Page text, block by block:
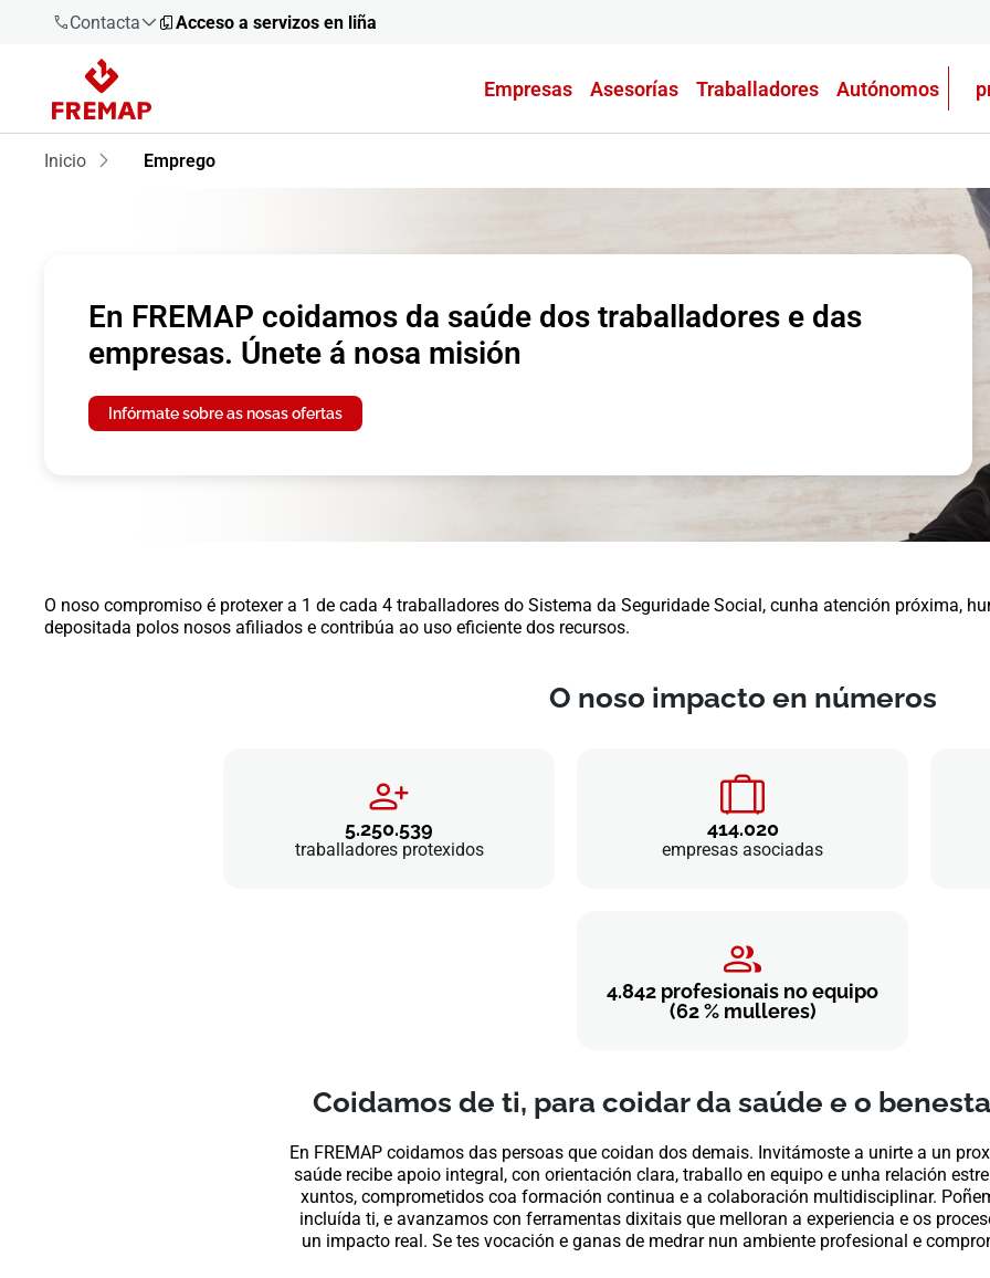
Contacta
900 61 00
61
900 61 00
Acceso a servizos en liña
Empresas Asesorías Traballadores Autónomos
Inicio Emprego
En FREMAP coidamos da saúde dos traballadores e das
empresas. Únete á nosa misión
Infórmate sobre as nosas ofertas
O noso compromiso é protexer a 1 de cada 4 traballadores do Sistema da Seguridade Social, cunha atención próxima,
depositada polos nosos afiliados e contribúa ao uso eficiente dos recursos.
O noso impacto en números
5.250.539
traballadores protexidos
414.020
empresas asociadas
4.842 profesionais no equipo
(62 % mulleres)
Coidamos de ti, para coidar da saúde e o
En FREMAP coidamos das persoas que coidan dos demais. Invitámoste a unirte a un
saúde recibe apoio integral, con orientación clara, traballo en equipo e unha relación
xuntos, comprometidos coa formación continua e a colaboración multidisciplinar.
incluída ti, e avanzamos con ferramentas dixitais que melloran a experiencia e os
un impacto real. Se tes vocación e ganas de medrar nun ambiente profesional e